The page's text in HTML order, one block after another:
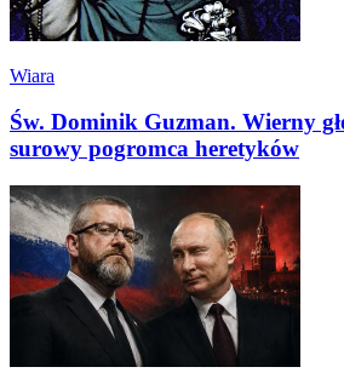
Wiara
Św. Dominik Guzman. Wierny
surowy pogromca heretyków